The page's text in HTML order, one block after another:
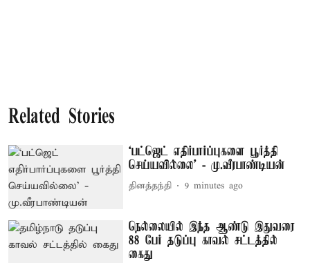
Related Stories
‘பட்ஜெட் எதிர்பார்ப்புகளை பூர்த்தி
செய்யவில்லை’ - மு.வீரபாண்டியன்
தினத்தந்தி 9 minutes ago
நெல்லையில் இந்த ஆண்டு இதுவரை
88 பேர் தடுப்பு காவல் சட்டத்தில்
கைது